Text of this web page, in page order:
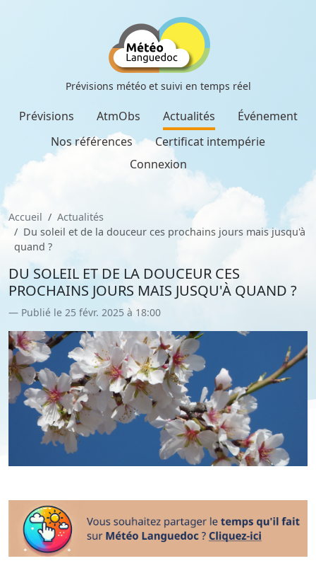
Prévisions météo et suivi en temps réel
Prévisions AtmObs Actualités
Événement
Nos références
Certificat intempérie
Connexion
Accueil
Actualités
Du soleil et de la douceur ces prochains jours mais jusqu'à
quand ?
DU SOLEIL ET DE LA DOUCEUR CES
PROCHAINS JOURS MAIS JUSQU'À QUAND ?
Publié le 25 févr. 2025 à 18:00